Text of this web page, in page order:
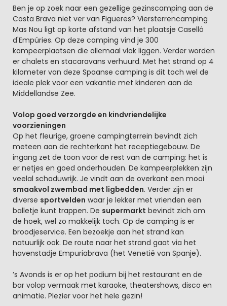
Beschrijving
Ben je op zoek naar een gezellige gezinscamping aan de
Costa Brava niet ver van Figueres? Viersterrencamping
Mas Nou ligt op korte afstand van het plaatsje Caselló
d'Empúries. Op deze camping vind je 300
kampeerplaatsen die allemaal vlak liggen. Verder worden
er chalets en stacaravans verhuurd. Met het strand op 4
kilometer van deze Spaanse camping is dit toch wel de
ideale plek voor een vakantie met kinderen aan de
Middellandse Zee.
Volop goed verzorgde en kindvriendelijke
voorzieningen
Op het fleurige, groene campingterrein bevindt zich
meteen aan de rechterkant het receptiegebouw. De
ingang zet de toon voor de rest van de camping: het is
er netjes en goed onderhouden. De kampeerplekken zijn
veelal schaduwrijk. Je vindt aan de overkant een mooi
smaakvol zwembad met ligbedden. Verder zijn er
diverse sportvelden waar je lekker met vrienden een
balletje kunt trappen. De supermarkt bevindt zich om
de hoek, wel zo makkelijk toch. Op de camping is er
broodjeservice. Een bezoekje aan het strand kan
natuurlijk ook. De route naar het strand gaat via het
havenstadje Empuriabrava (het Venetië van Spanje).
’s Avonds is er op het podium bij het restaurant en de
bar volop vermaak met karaoke, theatershows, disco en
animatie. Plezier voor het hele gezin!